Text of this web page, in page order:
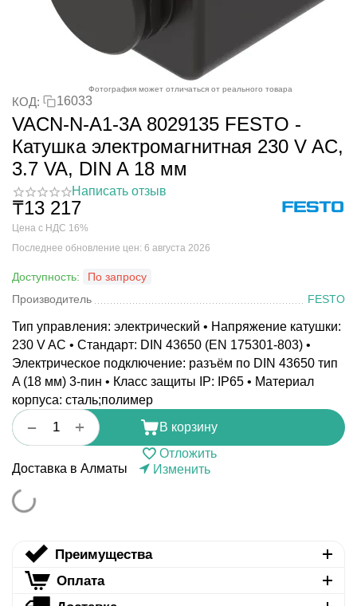
Фотография может отличаться от реального товара
КОД: 16033
VACN-N-A1-3A 8029135 FESTO -
Катушка электромагнитная 230 V AC,
3.7 VA, DIN A 18 мм
Написать отзыв
₸13 217
Цена с НДС 16%
Последнее обновление цен: 6 августа 2026
Доступность:
По запросу
Производитель
FESTO
Тип управления: электрический • Напряжение катушки:
230 V AC • Стандарт: DIN 43650 (EN 175301-803) •
Электрическое подключение: разъём по DIN 43650 тип
A (18 мм) 3-пин • Класс защиты IP: IP65 • Материал
корпуса: сталь;полимер
+
−
В корзину
Отложить
Доставка в Алматы
Изменить
Преимущества
Оплата